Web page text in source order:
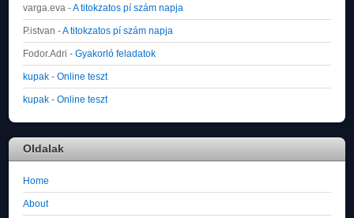
varga.eva - A titokzatos pí szám napja
P.istvan - A titokzatos pí szám napja
Fodor.Adri -Gyakorló feladatok
kupak -Online teszt
kupak -Online teszt
Oldalak
Home
About